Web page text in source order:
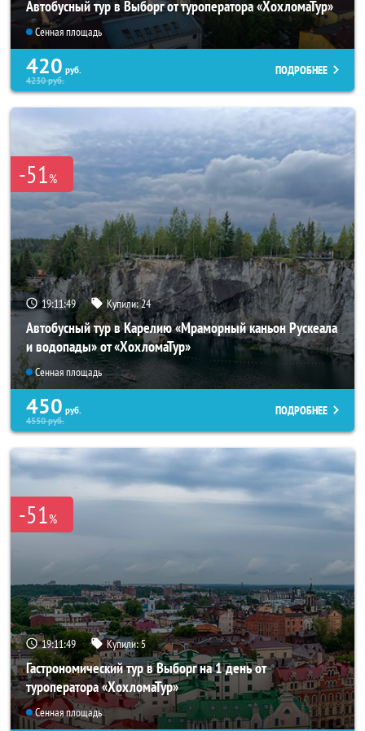
Автобусный тур в Выборг от туроператора «ХохломаТур»
Сенная площадь
420 руб.
4230руб.
ПОДРОБНЕЕ
-51%
19:11:47 Купили:24
Автобусный тур в Карелию «Мраморный каньон Рускеала
и водопады» от «ХохломаТур»
Сенная площадь
450 руб.
4550руб.
ПОДРОБНЕЕ
-51%
19:11:47 Купили:5
Гастрономический тур в Выборг на 1 день от
туроператора «ХохломаТур»
Сенная площадь